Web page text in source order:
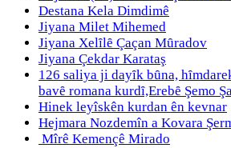
Destana Kela Dimdimê
Jiyana Milet Mihemed
Jiyana Xelȋlȇ Çaçan Mȗradov
Jiyana Çekdar Karataş
126 saliya ji dayȋk bȗna,
bavȇ romana kurdȋ,Erebȇ Şemo
Hinek leyîskên kurdan ên kevnar
Hejmara Nozdemîn a Kovara
Mîrê Kemençê Mirado